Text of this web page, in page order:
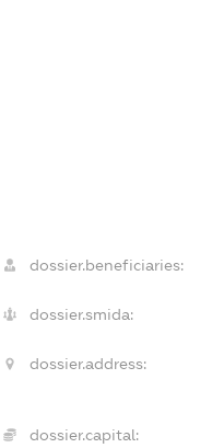
dossier.beneficiaries:
dossier.smida:
dossier.address:
dossier.capital: